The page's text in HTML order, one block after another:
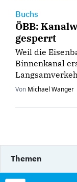
Buchs
ÖBB:
gesperrt
Weil die
Binnenkanal
Von Michael Wanger
Themen